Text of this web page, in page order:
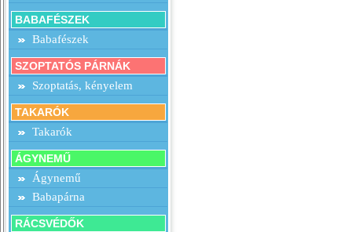
BABAFÉSZEK
Babafészek
SZOPTATÓS PÁRNÁK
Szoptatás, kényelem
TAKARÓK
Takarók
ÁGYNEMŰ
Ágynemű
Babapárna
RÁCSVÉDŐK